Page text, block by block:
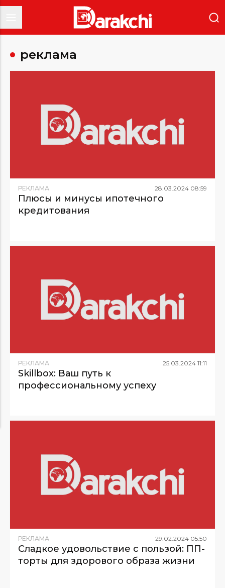
реклама
РЕКЛАМА 28.03.2024 08:59
Плюсы и минусы ипотечного
кредитования
РЕКЛАМА 25.03.2024 11:11
Skillbox: Ваш путь к
профессиональному успеху
РЕКЛАМА 29 02 2024 05:50
Сладкое удовольствие с пользой: ПП-
торты для здорового образа жизни